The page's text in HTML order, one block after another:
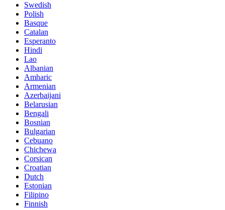
Swedish
Polish
Basque
Catalan
Esperanto
Hindi
Lao
Albanian
Amharic
Armenian
Azerbaijani
Belarusian
Bengali
Bosnian
Bulgarian
Cebuano
Chichewa
Corsican
Croatian
Dutch
Estonian
Filipino
Finnish